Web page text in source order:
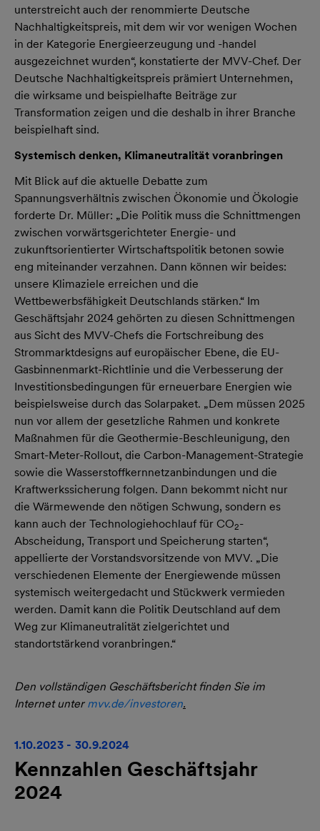
unterstreicht auch der renommierte Deutsche
Nachhaltigkeitspreis, mit dem wir vor wenigen Wochen
in der Kategorie Energieerzeugung und -handel
ausgezeichnet wurden“, konstatierte der MVV-Chef. Der
Deutsche Nachhaltigkeitspreis prämiert Unternehmen,
die wirksame und beispielhafte Beiträge zur
Transformation zeigen und die deshalb in ihrer Branche
beispielhaft sind.
Systemisch denken, Klimaneutralität voranbringen
Mit Blick auf die aktuelle Debatte zum
Spannungsverhältnis zwischen Ökonomie und Ökologie
forderte Dr. Müller: „Die Politik muss die Schnittmengen
zwischen vorwärtsgerichteter Energie- und
zukunftsorientierter Wirtschaftspolitik betonen sowie
eng miteinander verzahnen. Dann können wir beides:
unsere Klimaziele erreichen und die
Wettbewerbsfähigkeit Deutschlands stärken.“ Im
Geschäftsjahr 2024 gehörten zu diesen Schnittmengen
aus Sicht des MVV-Chefs die Fortschreibung des
Strommarktdesigns auf europäischer Ebene, die EU-
Gasbinnenmarkt-Richtlinie und die Verbesserung der
Investitionsbedingungen für erneuerbare Energien wie
beispielsweise durch das Solarpaket. „Dem müssen 2025
nun vor allem der gesetzliche Rahmen und konkrete
Maßnahmen für die Geothermie-Beschleunigung, den
Smart-Meter-Rollout, die Carbon-Management-Strategie
sowie die Wasserstoffkernnetzanbindungen und die
Kraftwerkssicherung folgen. Dann bekommt nicht nur
die Wärmewende den nötigen Schwung, sondern es
kann auch der Technologiehochlauf für CO2-
Abscheidung, Transport und Speicherung starten“,
appellierte der Vorstandsvorsitzende von MVV. „Die
verschiedenen Elemente der Energiewende müssen
systemisch weitergedacht und Stückwerk vermieden
werden. Damit kann die Politik Deutschland auf dem
Weg zur Klimaneutralität zielgerichtet und
standortstärkend voranbringen.“
Den vollständigen Geschäftsbericht finden Sie im
Internet unter mvv.de/investoren.
1.10.2023 - 30.9.2024
Kennzahlen Geschäftsjahr
2024